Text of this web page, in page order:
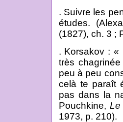
. Suivre les
études.
(1827), ch. 3 ;
. Korsakov : «
très
peu à peu
celà te paraît
pas dans la
Pouchkine,Le
1973, p. 210).